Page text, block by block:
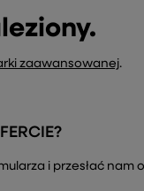
zaawansowanej.
i przesłać